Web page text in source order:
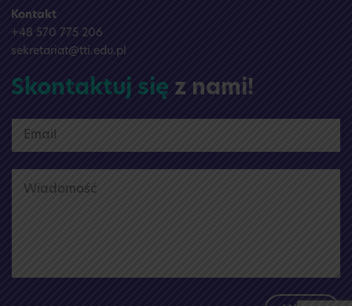
Kontakt
+48 570 775 206
sekretariat@tti.edu.pl
Skontaktuj się z nami!